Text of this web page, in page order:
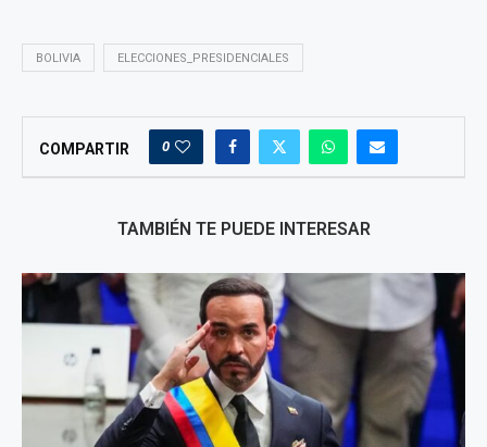
BOLIVIA ELECCIONES_PRESIDENCIALES
COMPARTIR 0
TAMBIÉN TE PUEDE INTERESAR